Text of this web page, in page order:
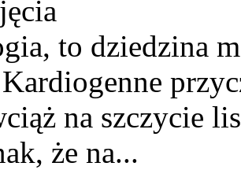
to dziedzina
na szczycie
że na...